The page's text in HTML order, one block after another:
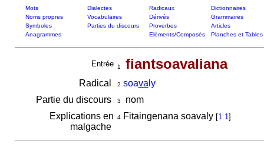
Mots Dialectes Radicaux
Dictionnaires
Noms propres
Vocabulaires Dérivés
Grammaires
Symboles
Parties du discours Proverbes
Articles
Anagrammes
Eléments/Composés Planches et Tables
Entrée 1 fiantsoavaliana
Radical 2 soava ly
Partie du discours
3
nom
Explications en
malgache
4Fitaingenana soavaly [1.1]